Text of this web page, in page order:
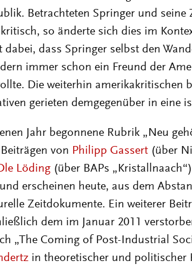
Betrachteten Springer und seine
so änderte sich dies im
dabei, dass Springer selbst den
immer schon ein Freund der
Die weiterhin amerikakritischen
gerieten demgegenüber in eine
Jahr begonnene Rubrik „Neu
von Philipp Gassert (über
Löding (über BAPs
erscheinen heute, aus dem
Zeitdokumente. Ein weiterer
dem im Januar 2011
„The Coming of Post-Industrial
in theoretischer und politischer